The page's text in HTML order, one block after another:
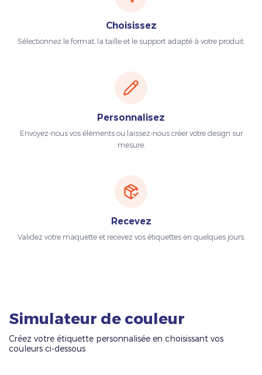
Choisissez
Sélectionnez le format, la taille et le support adapté à votre produit.
Personnalisez
Envoyez-nous vos éléments ou laissez-nous créer votre design sur
mesure.
Recevez
Validez votre maquette et recevez vos étiquettes en quelques jours.
Simulateur de couleur
Créez votre étiquette personnalisée en choisissant vos
couleurs ci-dessous